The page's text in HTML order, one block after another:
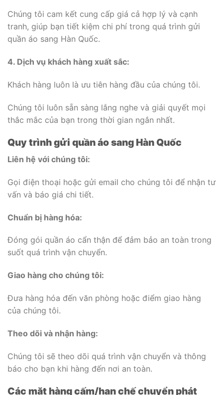
Chúng tôi cam kết cung cấp giá cả hợp lý và cạnh
tranh, giúp bạn tiết kiệm chi phí trong quá trình gửi
quần áo sang Hàn Quốc.
4. Dịch vụ khách hàng xuất sắc:
Khách hàng luôn là ưu tiên hàng đầu của chúng tôi.
Chúng tôi luôn sẵn sàng lắng nghe và giải quyết mọi
thắc mắc của bạn trong thời gian ngắn nhất.
Quy trình gửi quần áo sang Hàn Quốc
Liên hệ với chúng tôi:
Gọi điện thoại hoặc gửi email cho chúng tôi để nhận tư
vấn và báo giá chi tiết.
Chuẩn bị hàng hóa:
Đóng gói quần áo cẩn thận để đảm bảo an toàn trong
suốt quá trình vận chuyển.
Giao hàng cho chúng tôi:
Đưa hàng hóa đến văn phòng hoặc điểm giao hàng
của chúng tôi.
Theo dõi và nhận hàng:
Chúng tôi sẽ theo dõi quá trình vận chuyển và thông
báo cho bạn khi hàng đến nơi an toàn.
Các mặt hàng cấm/hạn chế chuyển phát